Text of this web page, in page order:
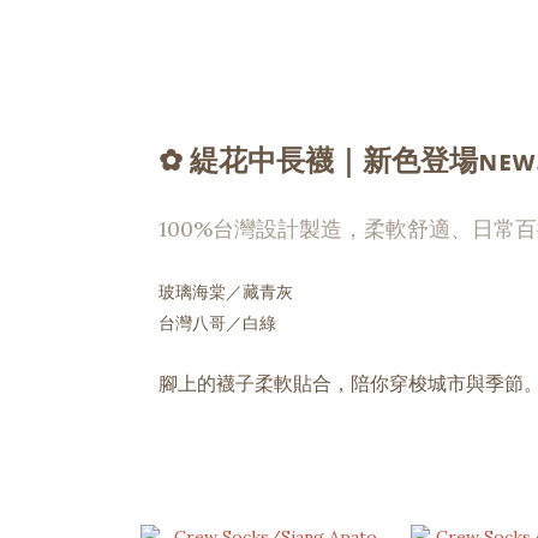
✿ 緹花中長襪｜新色登場
100%台灣設計製造，柔軟舒適、日常
玻璃海棠／藏青灰
台灣八哥／白綠
腳上的襪子柔軟貼合，陪你穿梭城市與季節。